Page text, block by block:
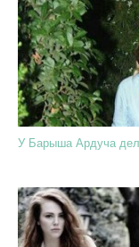
У Барыша Ардуча